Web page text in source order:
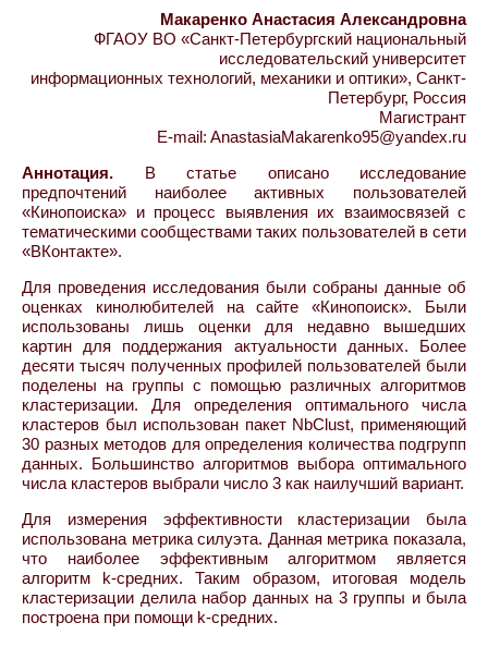
Макаренко Анастасия Александровна
ФГАОУ ВО «Санкт-Петербургский национальный
исследовательский университет
информационных технологий, механики и оптики», Санкт-
Петербург, Россия
Магистрант
E-mail: AnastasiaMakarenko95@yandex.ru
Аннотация. В статье описано исследование
предпочтений наиболее активных пользователей
«Кинопоиска» и процесс выявления их взаимосвязей с
тематическими сообществами таких пользователей в сети
«ВКонтакте».
Для проведения исследования были собраны данные об
оценках кинолюбителей на сайте «Кинопоиск». Были
использованы лишь оценки для недавно вышедших
картин для поддержания актуальности данных. Более
десяти тысяч полученных профилей пользователей были
поделены на группы с помощью различных алгоритмов
кластеризации. Для определения оптимального числа
кластеров был использован пакет NbClust, применяющий
30 разных методов для определения количества подгрупп
данных. Большинство алгоритмов выбора оптимального
числа кластеров выбрали число 3 как наилучший вариант.
Для измерения эффективности кластеризации была
использована метрика силуэта. Данная метрика показала,
что наиболее эффективным алгоритмом является
алгоритм k-средних. Таким образом, итоговая модель
кластеризации делила набор данных на 3 группы и была
построена при помощи k-средних.